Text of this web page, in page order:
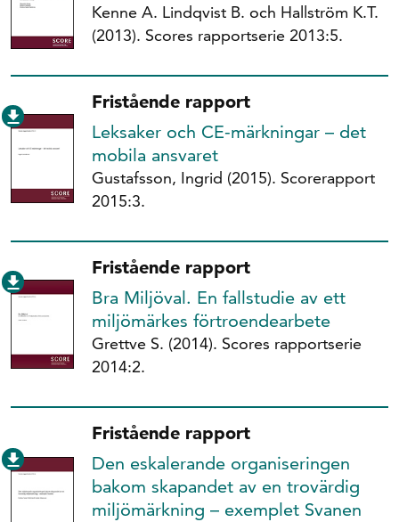
Kenne A. Lindqvist B. och Hallström K.T.
(2013). Scores rapportserie 2013:5.
Fristående rapport
Leksaker och CE-märkningar – det
mobila ansvaret
Gustafsson, Ingrid (2015). Scorerapport
2015:3.
Fristående rapport
Bra Miljöval. En fallstudie av ett
miljömärkes förtroendearbete
Grettve S. (2014). Scores rapportserie
2014:2.
Fristående rapport
Den eskalerande organiseringen
bakom skapandet av en trovärdig
miljömärkning – exemplet Svanen